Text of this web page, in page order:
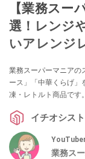
【業務スー
選！レンジ
いアレンジ
業務スーパーマニアの
ース」「中華くらげ」
凍・レトルト商品です
イチオシスト
業務ス